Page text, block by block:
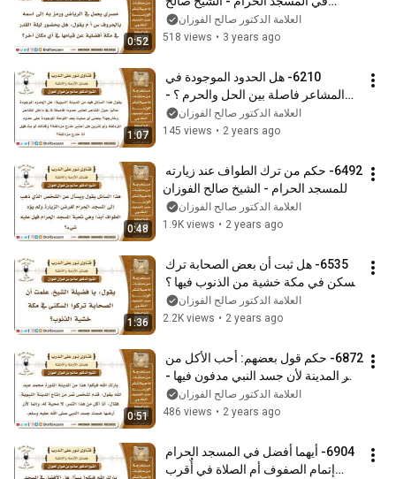
0:52
الفوزان
العلامة الدكتور صالح الفوزان
518 views • 3 years ago
1:07
الشيخ صالح الفوزان
العلامة الدكتور صالح الفوزان
145 views • 2 years ago
0:48
للمسجد الحرام - الشيخ صالح الفوزان
العلامة الدكتور صالح الفوزان
1.9K views • 2 years ago
1:36
- الشيخ صالح الفوزان
العلامة الدكتور صالح الفوزان
2.2K views • 2 years ago
0:51
الشيخ صالح الفوزان
العلامة الدكتور صالح الفوزان
486 views • 2 years ago